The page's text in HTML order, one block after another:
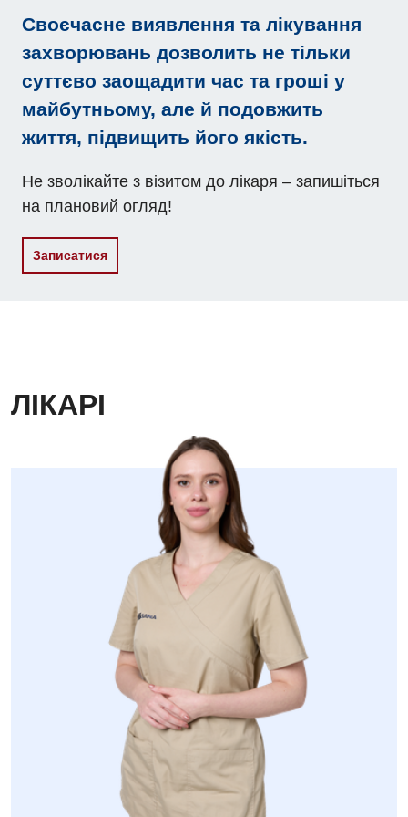
Відділення кардіосудинної патології та неврології
Відділення невідкладних станів
Гастроентерологія
Гінекологічне відділення
Дерматовенерологія
Дієтологія
Ендокринологія
Онкологічне відділлення
Оториноларингологія
Офтальмологічне відділення
Педіатричне відділення
Судинна хірургія
Терапевтичне відділення
Своєчасне виявлення та лікування
захворювань дозволить не тільки
суттєво заощадити час та гроші у
майбутньому, але й подовжить
життя, підвищить його якість.
Не зволікайте з візитом до лікаря – запишіться
на плановий огляд!
Записатися
ЛІКАРІ